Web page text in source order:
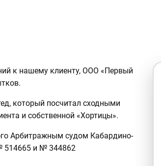
к нашему клиенту, ООО «Первый
который посчитал сходными
и собственной «Хортицы».
Арбитражным судом Кабардино-
514665 и № 344862